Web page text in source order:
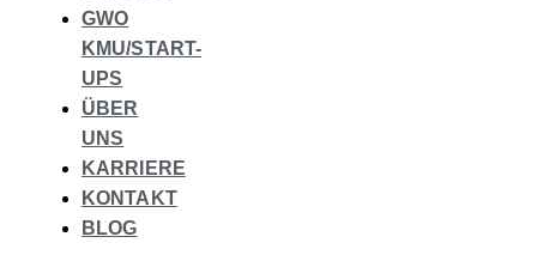
GWO
KMU/START-
UPS
ÜBER
UNS
KARRIERE
KONTAKT
BLOG